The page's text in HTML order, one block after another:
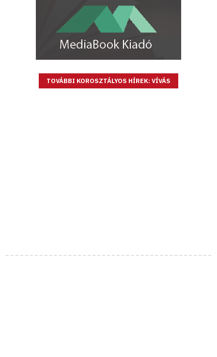
TOVÁBBI KOROSZTÁLYOS HÍREK: VÍVÁS